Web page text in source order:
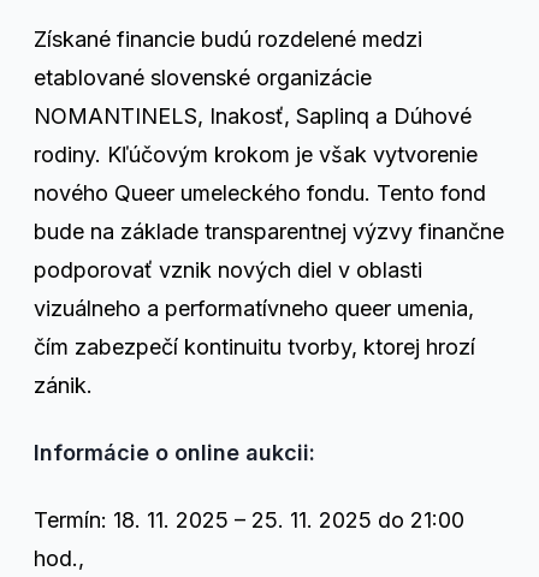
Získané financie budú rozdelené medzi
etablované slovenské organizácie
NOMANTINELS, Inakosť, Saplinq a Dúhové
rodiny. Kľúčovým krokom je však vytvorenie
nového Queer umeleckého fondu. Tento fond
bude na základe transparentnej výzvy finančne
podporovať vznik nových diel v oblasti
vizuálneho a performatívneho queer umenia,
čím zabezpečí kontinuitu tvorby, ktorej hrozí
zánik.
Informácie o online aukcii:
Termín: 18. 11. 2025 – 25. 11. 2025 do 21:00
hod.,